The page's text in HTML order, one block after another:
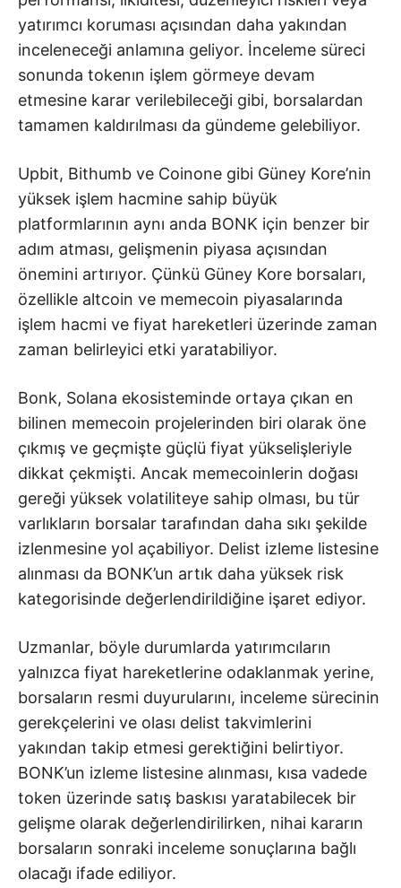
yatırımcı koruması açısından daha yakından
inceleneceği anlamına geliyor. İnceleme süreci
sonunda tokenın işlem görmeye devam
etmesine karar verilebileceği gibi, borsalardan
tamamen kaldırılması da gündeme gelebiliyor.
Upbit, Bithumb ve Coinone gibi Güney Kore’nin
yüksek işlem hacmine sahip büyük
platformlarının aynı anda BONK için benzer bir
adım atması, gelişmenin piyasa açısından
önemini artırıyor. Çünkü Güney Kore borsaları,
özellikle altcoin ve memecoin piyasalarında
işlem hacmi ve fiyat hareketleri üzerinde zaman
zaman belirleyici etki yaratabiliyor.
Bonk, Solana ekosisteminde ortaya çıkan en
bilinen memecoin projelerinden biri olarak öne
çıkmış ve geçmişte güçlü fiyat yükselişleriyle
dikkat çekmişti. Ancak memecoinlerin doğası
gereği yüksek volatiliteye sahip olması, bu tür
varlıkların borsalar tarafından daha sıkı şekilde
izlenmesine yol açabiliyor. Delist izleme listesine
alınması da BONK’un artık daha yüksek risk
kategorisinde değerlendirildiğine işaret ediyor.
Uzmanlar, böyle durumlarda yatırımcıların
yalnızca fiyat hareketlerine odaklanmak yerine,
borsaların resmi duyurularını, inceleme sürecinin
gerekçelerini ve olası delist takvimlerini
yakından takip etmesi gerektiğini belirtiyor.
BONK’un izleme listesine alınması, kısa vadede
token üzerinde satış baskısı yaratabilecek bir
gelişme olarak değerlendirilirken, nihai kararın
borsaların sonraki inceleme sonuçlarına bağlı
olacağı ifade ediliyor.